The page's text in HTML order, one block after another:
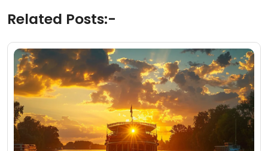
Related Posts:-